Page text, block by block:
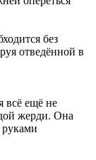
без
отведённой в
всё ещё не
жерди. Она
руками